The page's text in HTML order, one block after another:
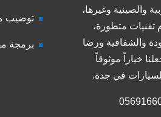
والصينية وغيرها،
تقنيات متطورة،
والشفافية ورضا
خياراً موثوقاً
في جدة.
توضيب
برمجة